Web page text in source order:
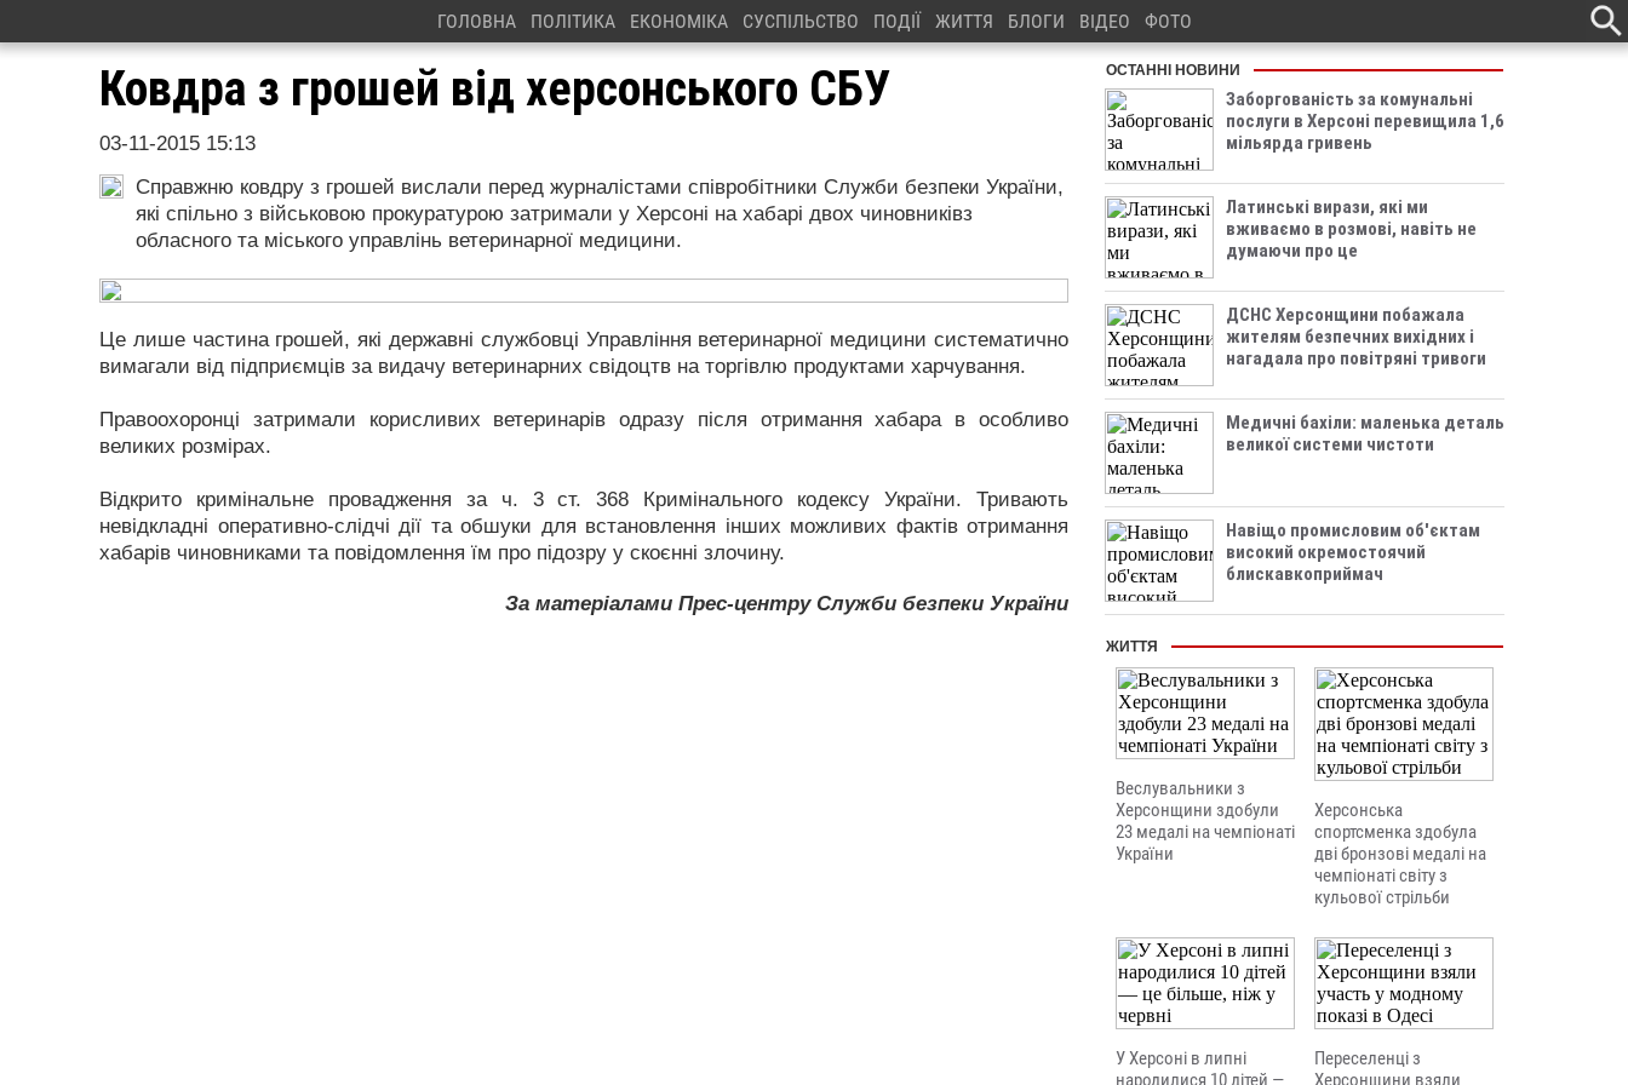
ГОЛОВНА ПОЛІТИКА ЕКОНОМІКА СУСПІЛЬСТВО ПОДІЇ ЖИТТЯ БЛОГИ ВІДЕО ФОТО
Ковдра з грошей від херсонського СБУ
03-11-2015 15:13
Справжню ковдру з грошей вислали перед журналістами співробітники Служби безпеки України,
які спільно з військовою прокуратурою затримали у Херсоні на хабарі двох чиновниківз
обласного та міського управлінь ветеринарної медицини.
Це лише частина грошей, які державні службовці Управління ветеринарної медицини систематично
вимагали від підприємців за видачу ветеринарних свідоцтв на торгівлю продуктами харчування.
Правоохоронці затримали корисливих ветеринарів одразу після отримання хабара в особливо
великих розмірах.
Відкрито кримінальне провадження за ч. 3 ст. 368 Кримінального кодексу України. Тривають
невідкладні оперативно-слідчі дії та обшуки для встановлення інших можливих фактів отримання
хабарів чиновниками та повідомлення їм про підозру у скоєнні злочину.
За матеріалами Прес-центру Служби безпеки України
ОСТАННІ НОВИНИ
Заборгованість за комунальні
послуги в Херсоні перевищила 1,6
мільярда гривень
Латинські вирази, які ми
вживаємо в розмові, навіть не
думаючи про це
ДСНС Херсонщини побажала
жителям безпечних вихідних і
нагадала про повітряні тривоги
Медичні бахіли: маленька деталь
великої системи чистоти
Навіщо промисловим об'єктам
високий окремостоячий
блискавкоприймач
ЖИТТЯ
Веслувальники з
Херсонщини здобули
23 медалі на чемпіонаті
України
Херсонська
спортсменка здобула
дві бронзові медалі на
чемпіонаті світу з
кульової стрільби
У Херсоні в липні
народилися 10 дітей —
Переселенці з
Херсонщини взяли